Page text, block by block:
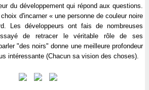
du développement qui répond aux questions.
choix d'incarner « une personne de couleur noire
Les développeurs ont fais de nombreuses
de retracer le véritable rôle de ses
"des noirs" donne une meilleure profondeur
intéressante (Chacun sa vision des choses).